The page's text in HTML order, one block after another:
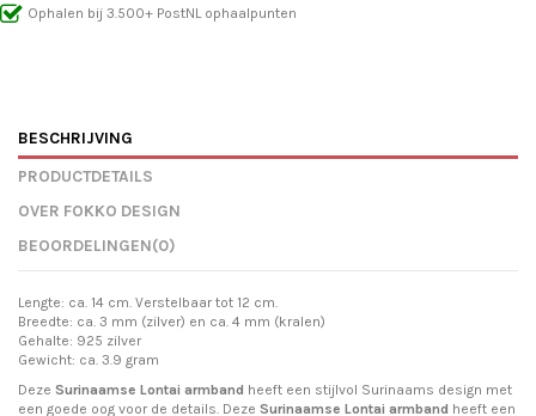
Ophalen bij 3.500+ PostNL ophaalpunten
BESCHRIJVING
PRODUCTDETAILS
OVER FOKKO DESIGN
BEOORDELINGEN(0)
Lengte: ca. 14 cm. Verstelbaar tot 12 cm.
Breedte: ca. 3 mm (zilver) en ca. 4 mm (kralen)
Gehalte: 925 zilver
Gewicht: ca. 3.9 gram
Deze Surinaamse Lontai armband heeft een stijlvol Surinaams design met
een goede oog voor de details. Deze Surinaamse Lontai armband heeft een